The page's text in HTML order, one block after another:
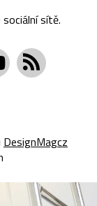
sítě.
DesignMagcz